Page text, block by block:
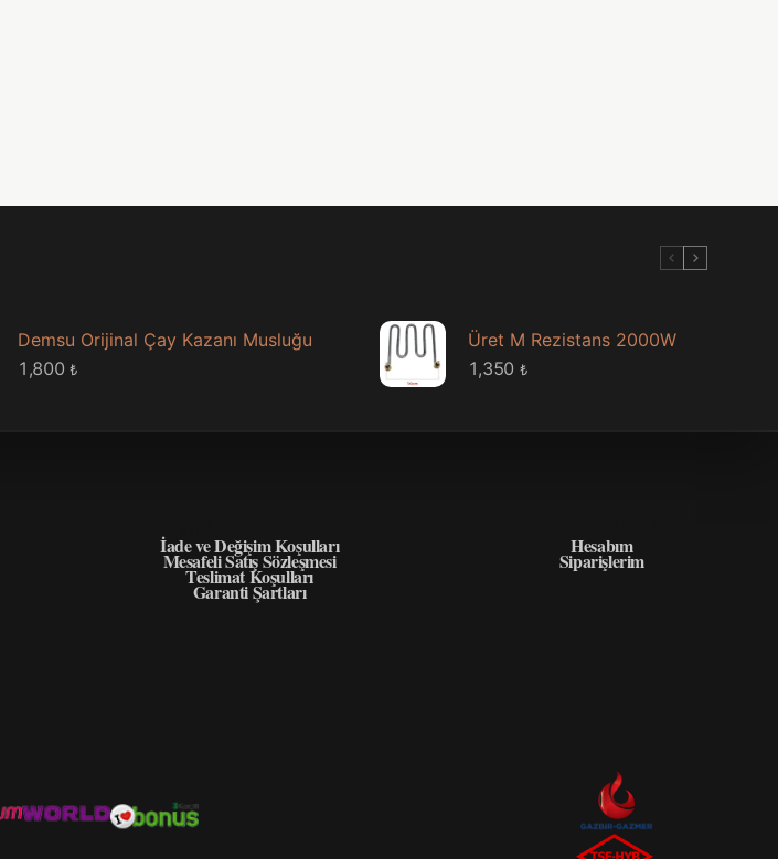
Demsu Orijinal Çay Kazanı Musluğu
1,800₺
Üret M Rezistans 2000W
1,350 ₺
İade ve Değişim Koşulları
Mesafeli Satış Sözleşmesi
Teslimat Koşulları
Garanti Şartları
Hesabım
Siparişlerim